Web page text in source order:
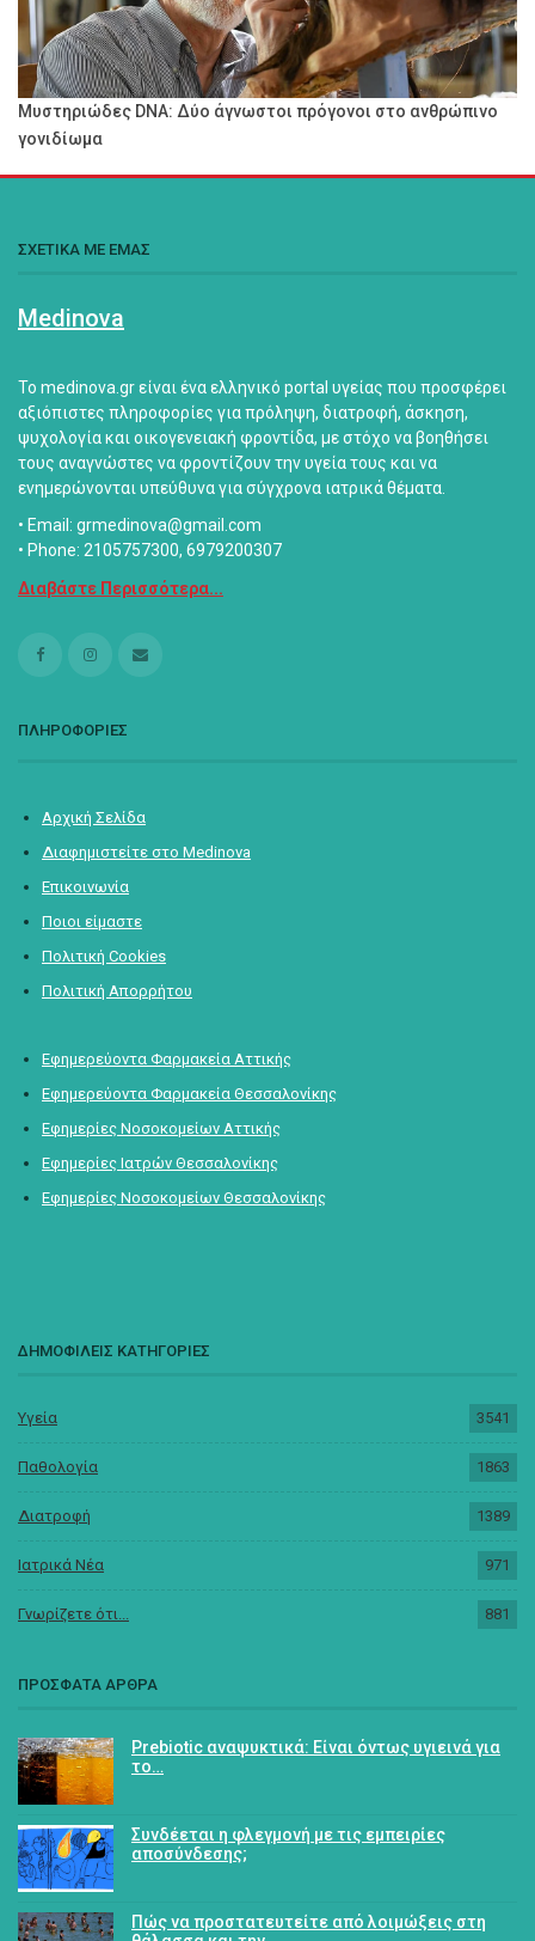
Μυστηριώδες DNA: Δύο άγνωστοι πρόγονοι στο ανθρώπινο
γονιδίωμα
ΣΧΕΤΙΚΑ ΜΕ ΕΜΑΣ
Medinova
Το medinova.gr είναι ένα ελληνικό portal υγείας που προσφέρει
αξιόπιστες πληροφορίες για πρόληψη, διατροφή, άσκηση,
ψυχολογία και οικογενειακή φροντίδα, με στόχο να βοηθήσει
τους αναγνώστες να φροντίζουν την υγεία τους και να
ενημερώνονται υπεύθυνα για σύγχρονα ιατρικά θέματα.
• Email: grmedinova@gmail.com
• Phone: 2105757300, 6979200307
Διαβάστε Περισσότερα...
ΠΛΗΡΟΦΟΡΙΕΣ
Αρχική Σελίδα
Διαφημιστείτε στο Medinova
Επικοινωνία
Ποιοι είμαστε
Πολιτική Cookies
Πολιτική Απορρήτου
Εφημερεύοντα Φαρμακεία Αττικής
Εφημερεύοντα Φαρμακεία Θεσσαλονίκης
Εφημερίες Νοσοκομείων Αττικής
Εφημερίες Ιατρών Θεσσαλονίκης
Εφημερίες Νοσοκομείων Θεσσαλονίκης
ΔΗΜΟΦΙΛΕΙΣ ΚΑΤΗΓΟΡΙΕΣ
Υγεία 3541
Παθολογία 1863
Διατροφή 1389
Ιατρικά Νέα 971
Γνωρίζετε ότι... 881
ΠΡΟΣΦΑΤΑ ΑΡΘΡΑ
Prebiotic αναψυκτικά: Είναι όντως υγιεινά για
το…
Συνδέεται η φλεγμονή με τις εμπειρίες
αποσύνδεσης;
Πώς να προστατευτείτε από λοιμώξεις στη